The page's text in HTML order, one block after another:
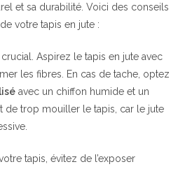
et sa durabilité. Voici des conseils
votre tapis en jute :
Aspirez le tapis en jute avec
les fibres. En cas de tache, optez
avec un chiffon humide et un
de trop mouiller le tapis, car le jute
tapis, évitez de l’exposer